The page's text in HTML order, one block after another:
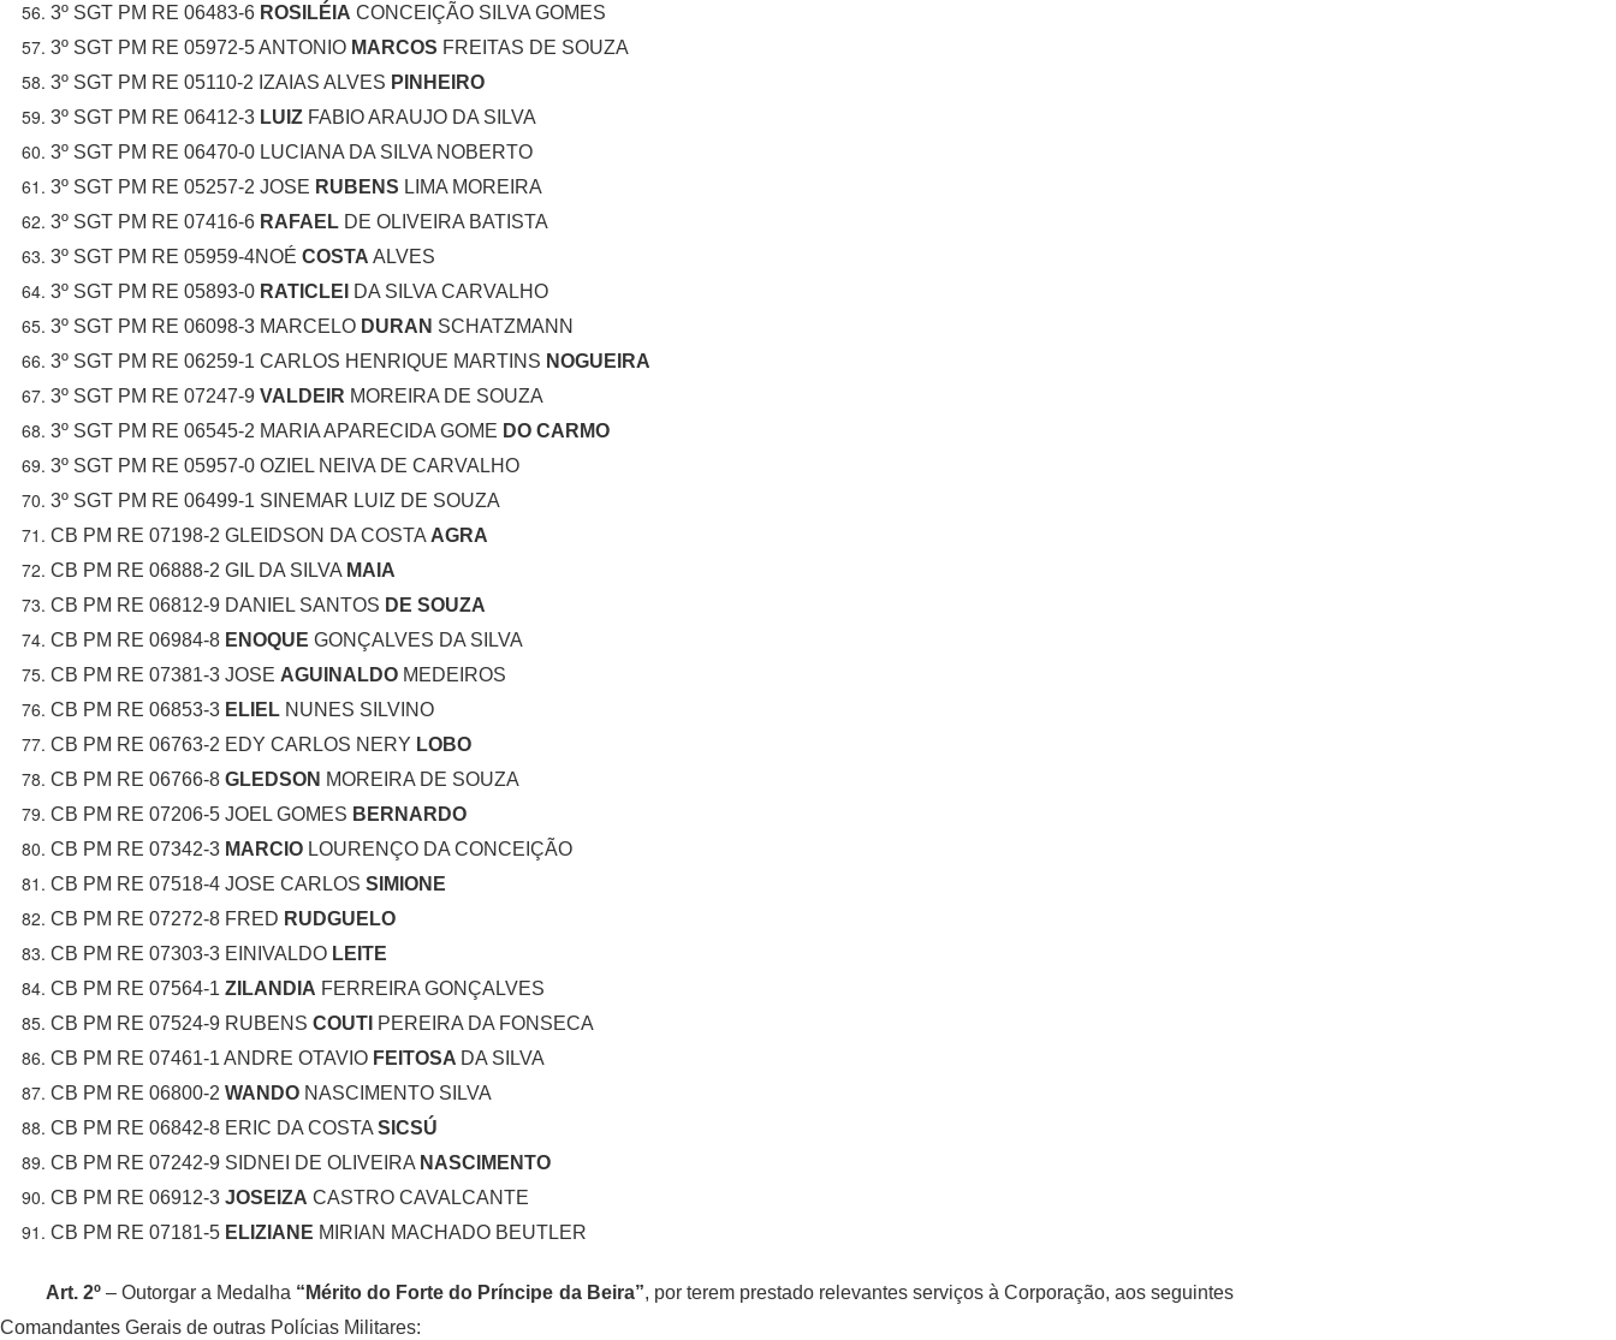
3º SGT PM RE 06483-6 ROSILÉIA CONCEIÇÃO SILVA GOMES
3º SGT PM RE 05972-5 ANTONIO MARCOS FREITAS DE SOUZA
3º SGT PM RE 05110-2 IZAIAS ALVES PINHEIRO
3º SGT PM RE 06412-3 LUIZ FABIO ARAUJO DA SILVA
3º SGT PM RE 06470-0 LUCIANA DA SILVA NOBERTO
3º SGT PM RE 05257-2 JOSE RUBENS LIMA MOREIRA
3º SGT PM RE 07416-6 RAFAEL DE OLIVEIRA BATISTA
3º SGT PM RE 05959-4NOÉ COSTA ALVES
3º SGT PM RE 05893-0 RATICLEI
DA SILVA CARVALHO
3º SGT PM RE 06098-3 MARCELO DURAN SCHATZMANN
3º SGT PM RE 06259-1 CARLOS HENRIQUE MARTINS NOGUEIRA
3º SGT PM RE 07247-9 VALDEIR MOREIRA DE SOUZA
3º SGT PM RE 06545-2 MARIA APARECIDA GOME DO CARMO
3º SGT PM RE 05957-0 OZIEL NEIVA DE CARVALHO
3º SGT PM RE 06499-1 SINEMAR LUIZ DE SOUZA
CB PM RE 07198-2 GLEIDSON DA COSTA AGRA
CB PM RE 06888-2 GIL DA SILVA MAIA
CB PM RE 06812-9 DANIEL SANTOS DE SOUZA
CB PM RE 06984-8 ENOQUE GONÇALVES DA SILVA
CB PM RE 07381-3 JOSE AGUINALDO MEDEIROS
CB PM RE 06853-3 ELIEL NUNES SILVINO
CB PM RE 06763-2 EDY CARLOS NERY LOBO
CB PM RE 06766-8 GLEDSON MOREIRA DE SOUZA
CB PM RE 07206-5 JOEL GOMES BERNARDO
CB PM RE 07342-3 MARCIO LOURENÇO DA CONCEIÇÃO
CB PM RE 07518-4 JOSE CARLOS SIMIONE
CB PM RE 07272-8 FRED RUDGUELO
CB PM RE 07303-3 EINIVALDO LEITE
CB PM RE 07564-1 ZILANDIA FERREIRA GONÇALVES
CB PM RE 07524-9 RUBENS COUTI PEREIRA DA FONSECA
CB PM RE 07461-1 ANDRE OTAVIO FEITOSA DA SILVA
CB PM RE 06800-2 WANDO NASCIMENTO SILVA
CB PM RE 06842-8 ERIC DA COSTA SICSÚ
CB PM RE 07242-9 SIDNEI DE OLIVEIRA NASCIMENTO
CB PM RE 06912-3 JOSEIZA CASTRO CAVALCANTE
CB PM RE 07181-5 ELIZIANE MIRIAN MACHADO BEUTLER
Art. 2º– Outorgar a Medalha “Mérito do Forte do Príncipe da Beira”, por terem prestado relevantes serviços à Corporação, aos seguintes
Comandantes Gerais de outras Polícias Militares: